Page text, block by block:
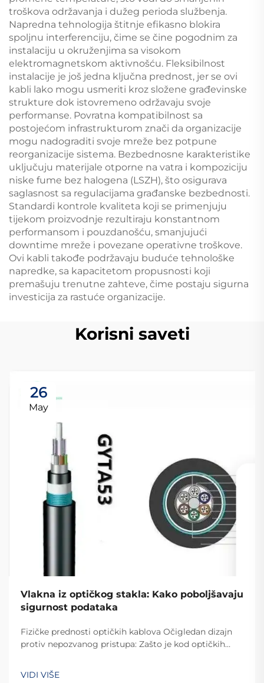
troškova održavanja i dužeg perioda službenja.
Napredna tehnologija štitnje efikasno blokira
spoljnu interferenciju, čime se čine pogodnim za
instalaciju u okruženjima sa visokom
elektromagnetskom aktivnošću. Fleksibilnost
instalacije je još jedna ključna prednost, jer se ovi
kabli lako mogu usmeriti kroz složene građevinske
strukture dok istovremeno održavaju svoje
performanse. Povratna kompatibilnost sa
postojećom infrastrukturom znači da organizacije
mogu nadograditi svoje mreže bez potpune
reorganizacije sistema. Bezbednosne karakteristike
uključuju materijale otporne na vatra i kompoziciju
niske fume bez halogena (LSZH), što osigurava
saglasnost sa regulacijama građanske bezbednosti.
Standardi kontrole kvaliteta koji se primenjuju
tijekom proizvodnje rezultiraju konstantnom
performansom i pouzdanošću, smanjujući
downtime mreže i povezane operativne troškove.
Ovi kabli takođe podržavaju buduće tehnološke
napredke, sa kapacitetom propusnosti koji
premašuju trenutne zahteve, čime postaju sigurna
investicija za rastuće organizacije.
Korisni saveti
26
May
Vlakna iz optičkog stakla: Kako poboljšavaju
sigurnost podataka
Fizičke prednosti optičkih kablova Očigledan dizajn
protiv nepozvanog pristupa: Zašto je kod optičkih
kod optičkih kablova toliko teško provaliti u njihov
VIDI VIŠE